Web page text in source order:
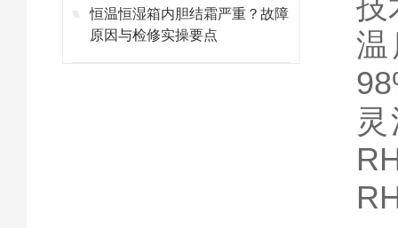
恒温恒湿箱内胆结霜严重？故障
原因与检修实操要点